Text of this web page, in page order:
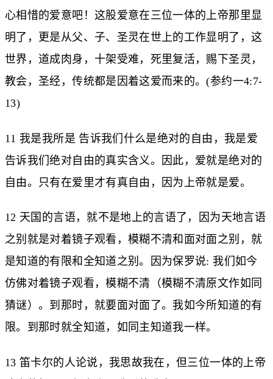
心相惜的爱意吧！这股爱意在三位一体的上帝那里显
明了，更是从父、子、圣灵在世上的工作显明了，这
世界，道成肉身，十架受难，死里复活，赐下圣灵，
教会，圣经，传统都是因着这爱而来的。(参约一4:7-
13)
11 我是我所是 告诉我们什么是绝对的自由，我是爱
告诉我们绝对自由的真实含义。因此，爱就是绝对的
自由。只有在爱里才有真自由，因为上帝就是爱。
12 天国的言语，就不是地上的言语了，因为天地言语
之别就是对着镜子观看，模糊不清和面对面之别，就
是知道的有限和全知道之别。因为保罗说: 我们如今
仿佛对着镜子观看，模糊不清（模糊不清原文作如同
猜谜）。到那时，就要面对面了。我如今所知道的有
限。到那时就全知道，如同主知道我一样。
13 笛卡尔的人论说，我思故我在，但三位一体的上帝